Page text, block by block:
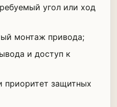
угол или ход
монтаж привода;
и доступ к
приоритет защитных